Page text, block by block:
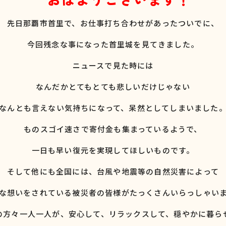
先日那覇市首里で、お仕事打ち合わせがあったついでに、
今回残念な事になった首里城を見てきました。
ニュースで見た時には
なんだかとてもとても悲しいだけじゃない
んとも言えない気持ちになって、呆然としてしまいました。
ものスゴイ速さで寄付金も集まっているようで、
一日も早い復元を実現してほしいものです。
そして他にも全国には、台風や地震等の自然災害によって
想いをされている被災者の皆様がたっくさんいらっしゃいま
方々一人一人が、安心して、リラックスして、穏やかに暮ら